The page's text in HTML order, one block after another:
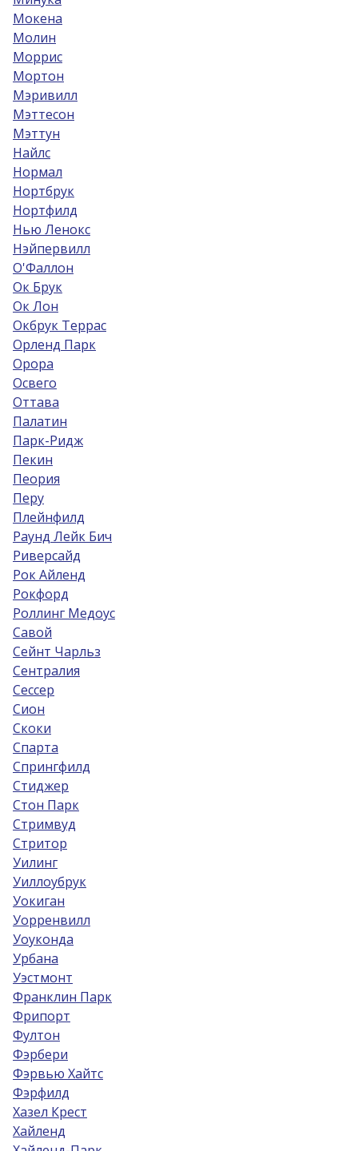
Мокена
Молин
Моррис
Мортон
Мэривилл
Мэттесон
Мэттун
Найлс
Нормал
Нортбрук
Нортфилд
Нью Ленокс
Нэйпервилл
О'Фаллон
Ок Брук
Ок Лон
Окбрук Террас
Орленд Парк
Орора
Освего
Оттава
Палатин
Парк-Ридж
Пекин
Пеория
Перу
Плейнфилд
Раунд Лейк Бич
Риверсайд
Рок Айленд
Рокфорд
Роллинг Медоус
Савой
Сейнт Чарльз
Сентралия
Сессер
Сион
Скоки
Спарта
Спрингфилд
Стиджер
Стон Парк
Стримвуд
Стритор
Уилинг
Уиллоубрук
Уокиган
Уорренвилл
Уоуконда
Урбана
Уэстмонт
Франклин Парк
Фрипорт
Фултон
Фэрбери
Фэрвью Хайтс
Фэрфилд
Хазел Крест
Хайленд